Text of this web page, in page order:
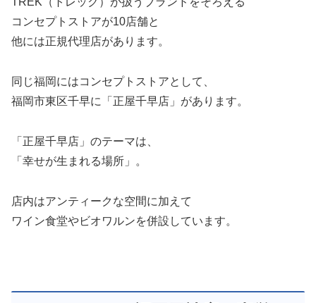
コンセプトストアが10店舗と
他には正規代理店があります。
同じ福岡にはコンセプトストアとして、
福岡市東区千早に「正屋千早店」があります。
「正屋千早店」のテーマは、
「幸せが生まれる場所」。
店内はアンティークな空間に加えて
ワイン食堂やビオワルンを併設しています。